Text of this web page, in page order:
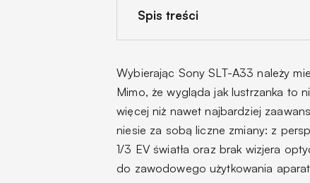
Spis treści
Wybierając Sony SLT-A33 należy
Mimo, że wygląda jak lustrzanka to
więcej niż nawet najbardziej
niesie za sobą liczne zmiany: z
1/3 EV światła oraz brak wizjera
do zawodowego użytkowania